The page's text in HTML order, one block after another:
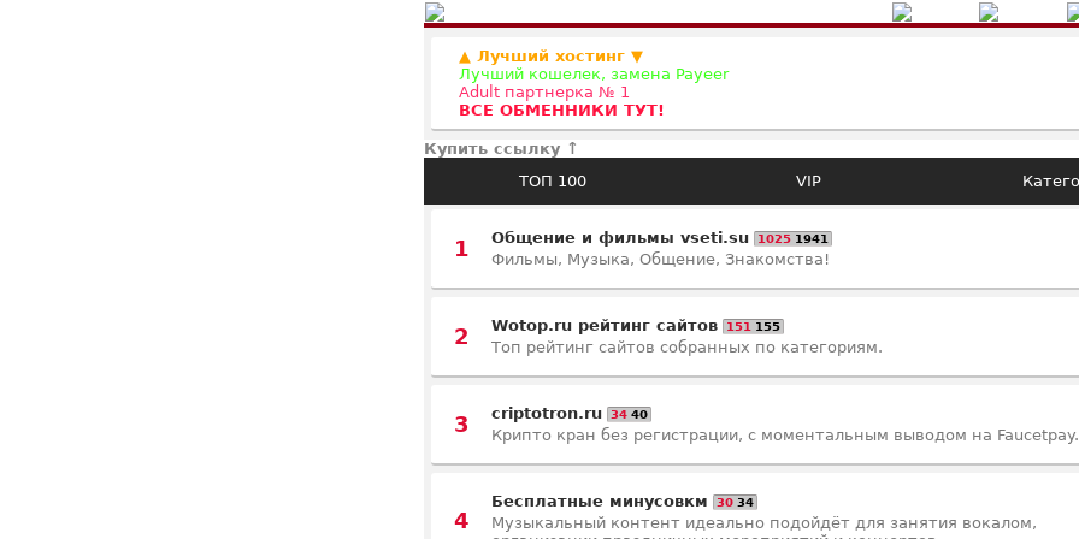
▲ Лучший хостинг ▼
Лучший кошелек, замена Payeer
Adult партнерка № 1
ВСЕ ОБМЕННИКИ ТУТ!
Купить ссылку ↑
ТОП 100
VIP
1 Общение и фильмы vseti.su 1025 1941
Фильмы, Музыка, Общение, Знакомства!
2 Wotop.ru рейтинг сайтов 151 155
Топ рейтинг сайтов собранных по категориям.
3 criptotron.ru 34 40
Крипто кран без регистрации, с моментальным выводом на Faucetpay.
4
Бесплатные минусовкм 30 34
Музыкальный контент идеально подойдёт для занятия вокалом,